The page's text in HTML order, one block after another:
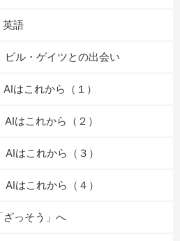
英語
ビル・ゲイツとの出会い
はこれから（１）
はこれから（２）
はこれから（３）
はこれから（４）
ざっそう」へ